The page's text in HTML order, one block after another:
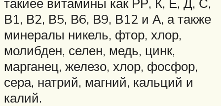
В1, В2, В5, В6, В9, В12 и А, а также
минералы никель, фтор, хлор,
молибден, селен, медь, цинк,
марганец, железо, хлор, фосфор,
сера, натрий, магний, кальций и
калий.